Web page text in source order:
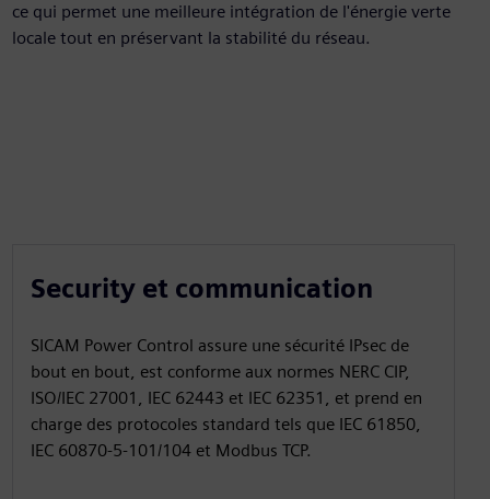
ce qui permet une meilleure intégration de l'énergie verte
locale tout en préservant la stabilité du réseau.
Security et communication
SICAM Power Control assure une sécurité IPsec de
bout en bout, est conforme aux normes NERC CIP,
ISO/IEC 27001, IEC 62443 et IEC 62351, et prend en
charge des protocoles standard tels que IEC 61850,
IEC 60870‑5‑101/104 et Modbus TCP.